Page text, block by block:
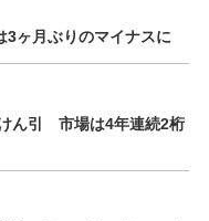
3ヶ月ぶりのマイナスに
ん引 市場は4年連続2桁